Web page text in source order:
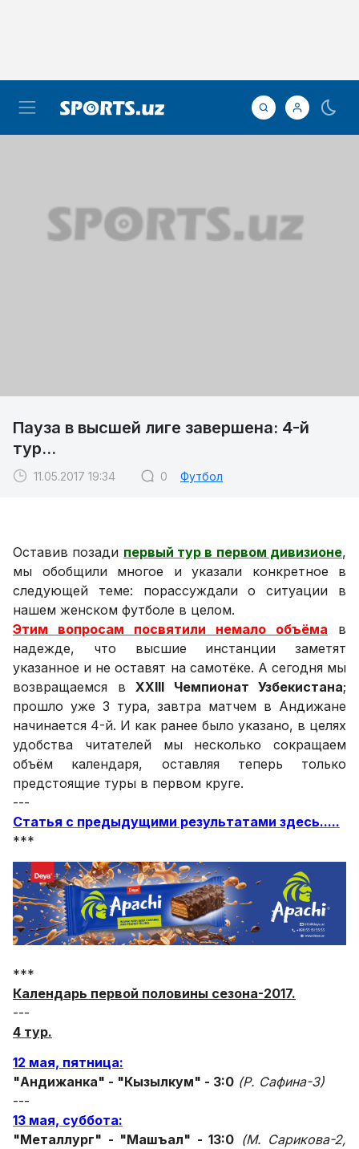
Пауза в высшей лиге завершена: 4-й
тур...
11.05.2017 19:34 0 Футбол
Оставив позади первый тур в первом дивизионе,
мы обобщили многое и указали конкретное в
следующей теме: порассуждали о ситуации в
нашем женском футболе в целом.
Этим вопросам посвятили немало объёма в
надежде, что высшие инстанции заметят
указанное и не оставят на самотёке. А сегодня мы
возвращаемся в XXIII Чемпионат Узбекистана;
прошло уже 3 тура, завтра матчем в Андижане
начинается 4-й. И как ранее было указано, в целях
удобства читателей мы несколько сокращаем
объём календаря, оставляя теперь только
предстоящие туры в первом круге.
---
Статья с предыдущими результатами здесь.....
***
***
Календарь первой половины сезона-2017.
---
4 тур.
12 мая, пятница:
"Андижанка" - "Кызылкум" - 3:0 (Р. Сафина-3)
---
13 мая, суббота:
"Металлург" - "Машъал" - 13:0 (М. Сарикова-2,